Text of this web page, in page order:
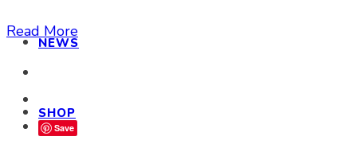
NEWS
SHOP
Read More
Save